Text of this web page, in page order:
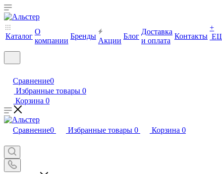
Каталог
О
компании
Бренды
Акции
Блог
Доставка
и оплата
Контакты
+
Сравнение0
Избранные товары 0
Корзина 0
Сравнение0 Избранные товары 0 Корзина 0